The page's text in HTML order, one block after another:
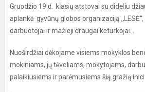
Gruodžio 19 d. klasių atstovai su dideliu
aplankė gyvūnų globos organizaciją
darbuotojai ir mažieji draugai keturkojai...
Nuoširdžiai dėkojame visiems mokyklos
mokiniams, jų tėveliams, mokytojams,
palaikiusiems ir parėmusiems šią gražią